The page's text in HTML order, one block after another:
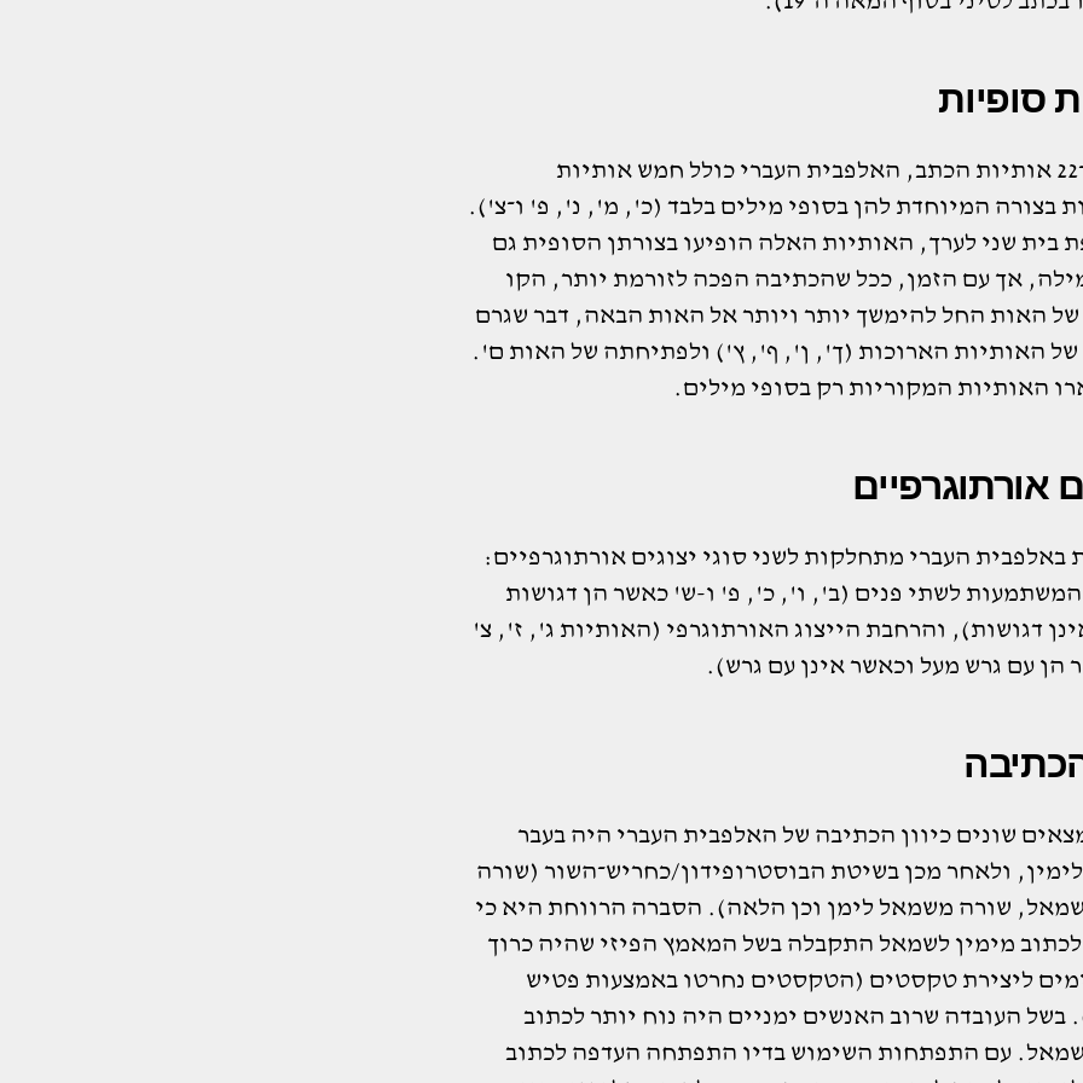
סופיות
בנוסף ל־22 אותיות הכתב, האלפבית העברי כולל חמש אותיות
בצורה המיוחדת להן בסופי מילים בלבד (כ', מ', נ', פ' ו־צ').
בית שני לערך, האותיות האלה הופיעו בצורתן הסופית גם
אך עם הזמן, ככל שהכתיבה הפכה לזורמת יותר, הקו
האות החל להימשך יותר ויותר אל האות הבאה, דבר שגרם
של האותיות הארוכות (ך', ן', ף', ץ') ולפתיחתה של האות ם'.
האותיות המקוריות רק בסופי מילים.
אורתוגרפיים
באלפבית העברי מתחלקות לשני סוגי יצוגים אורתוגרפיים:
לשתי פנים (ב', ו', כ', פ' ו-ש' כאשר הן דגושות
דגושות), והרחבת הייצוג האורתוגרפי (האותיות ג', ז', צ'
הן עם גרש מעל וכאשר אינן עם גרש).
הכתיבה
שונים כיוון הכתיבה של האלפבית העברי היה בעבר
ולאחר מכן בשיטת הבוסטרופידון/כחריש־השור (שורה
שורה משמאל לימן וכן הלאה). הסברה הרווחת היא כי
מימין לשמאל התקבלה בשל המאמץ הפיזי שהיה כרוך
ליצירת טקסטים (הטקסטים נחרטו באמצעות פטיש
בשל העובדה שרוב האנשים ימניים היה נוח יותר לכתוב
עם התפתחות השימוש בדיו התפתחה העדפה לכתוב